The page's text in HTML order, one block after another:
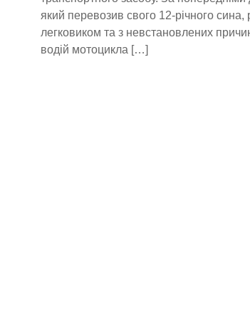
який перевозив свого 12-річного
легковиком та з невстановлених
водій мотоцикла […]